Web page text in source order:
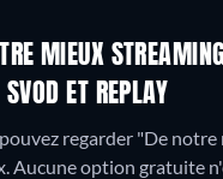
MIEUX
ET REPLAY
regarder "De notre
Aucune option gratuite